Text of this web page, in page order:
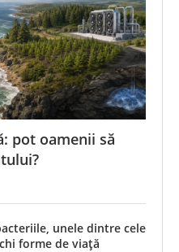
pot oamenii să
unele dintre cele
forme de viață